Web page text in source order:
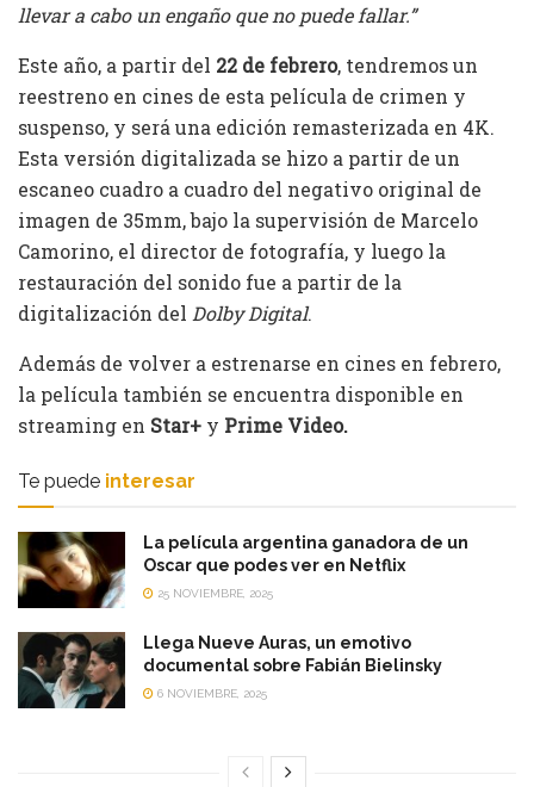
llevar a cabo un engaño que no puede fallar.”
Este año, a partir del 22 de febrero, tendremos un
reestreno en cines de esta película de crimen y
suspenso, y será una edición remasterizada en 4K.
Esta versión digitalizada se hizo a partir de un
escaneo cuadro a cuadro del negativo original de
imagen de 35mm, bajo la supervisión de Marcelo
Camorino, el director de fotografía, y luego la
restauración del sonido fue a partir de la
digitalización del Dolby Digital.
Además de volver a estrenarse en cines en febrero,
la película también se encuentra disponible en
streaming en Star+ y Prime Video.
Te puede interesar
La película argentina ganadora de un
Oscar que podes ver en Netflix
25 NOVIEMBRE, 2025
Llega Nueve Auras, un emotivo
documental sobre Fabián Bielinsky
6 NOVIEMBRE, 2025